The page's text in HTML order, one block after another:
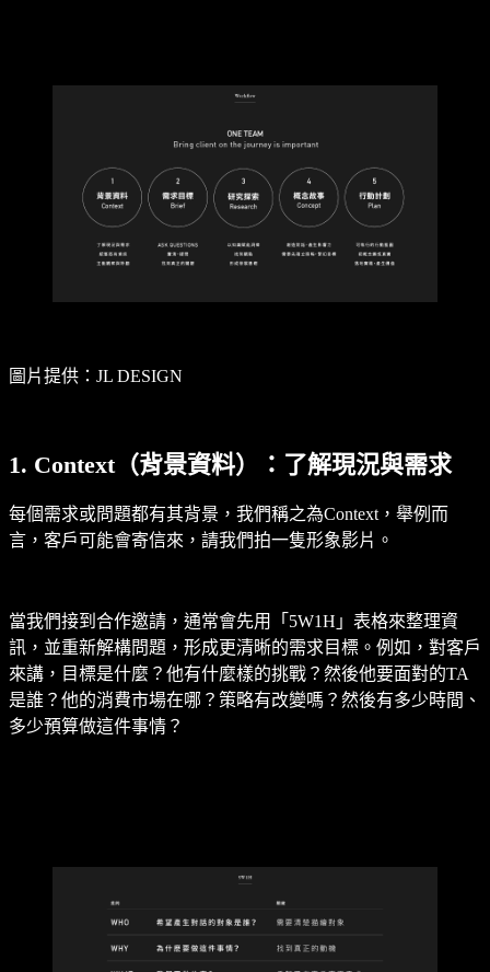
圖片提供：JL DESIGN
1. Context（背景資料）：了解現況與需求
每個需求或問題都有其背景，我們稱之為Context，舉例而
言，客戶可能會寄信來，請我們拍一隻形象影片。
當我們接到合作邀請，通常會先用「5W1H」表格來整理資
訊，並重新解構問題，形成更清晰的需求目標。例如，對客戶
來講，目標是什麼？他有什麼樣的挑戰？然後他要面對的TA
是誰？他的消費市場在哪？策略有改變嗎？然後有多少時間、
多少預算做這件事情？